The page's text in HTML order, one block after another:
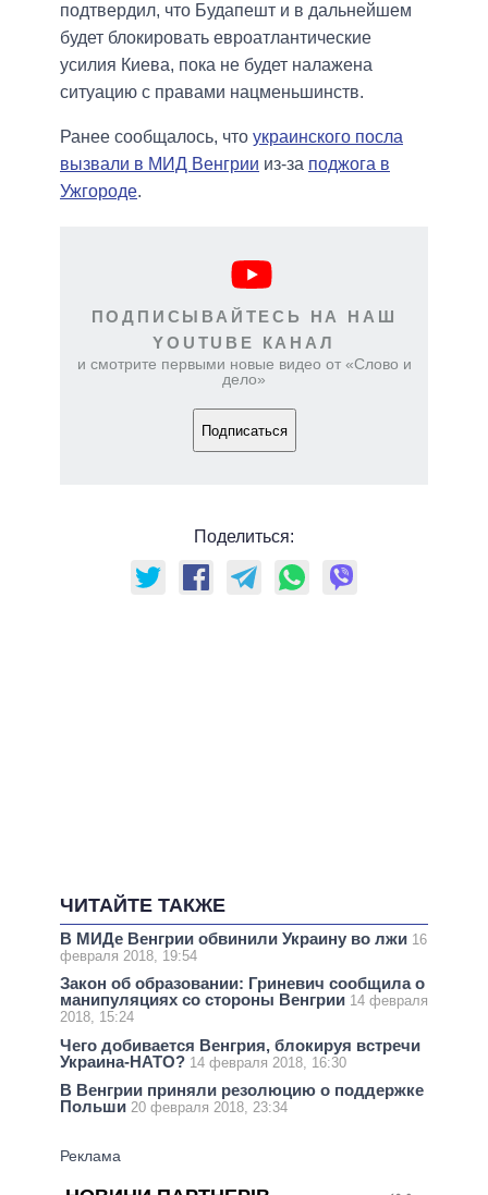
подтвердил, что Будапешт и в дальнейшем
будет блокировать евроатлантические
усилия Киева, пока не будет налажена
ситуацию с правами нацменьшинств.
Ранее сообщалось, что украинского посла
вызвали в МИД Венгрии из-за поджога в
Ужгороде.
ПОДПИСЫВАЙТЕСЬ НА НАШ
YOUTUBE КАНАЛ
и смотрите первыми новые видео от «Слово и
дело»
Подписаться
Поделиться:
ЧИТАЙТЕ ТАКЖЕ
В МИДе Венгрии обвинили Украину во лжи 16
февраля 2018, 19:54
Закон об образовании: Гриневич сообщила о
манипуляциях со стороны Венгрии 14 февраля
2018, 15:24
Чего добивается Венгрия, блокируя встречи
Украина-НАТО? 14 февраля 2018, 16:30
В Венгрии приняли резолюцию о поддержке
Польши 20 февраля 2018, 23:34